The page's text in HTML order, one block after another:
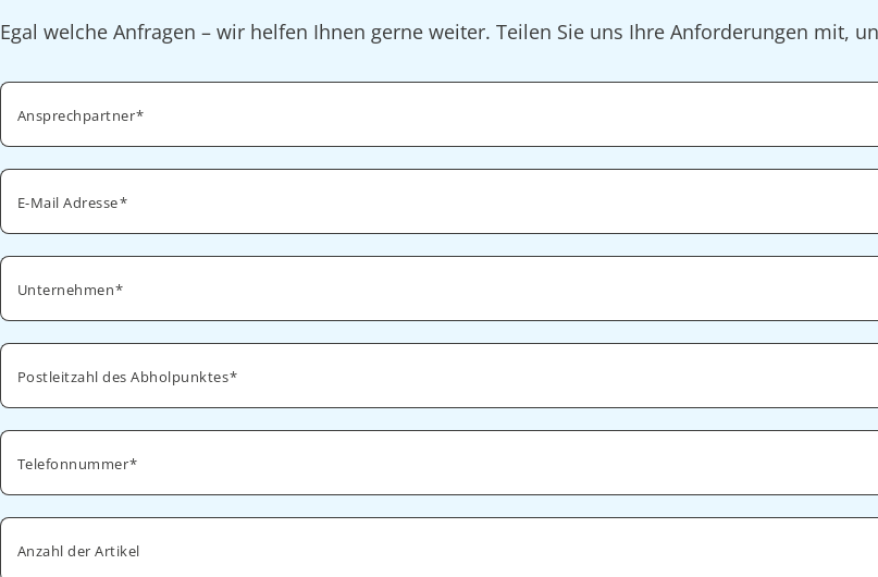
Egal welche Anfragen – wir helfen Ihnen gerne weiter. Teilen Sie uns Ihre Anforderungen mit,
Ansprechpartner
E-Mail Adresse
Unternehmen
Postleitzahl des Abholpunktes
Telefonnummer
Anzahl der Artikel